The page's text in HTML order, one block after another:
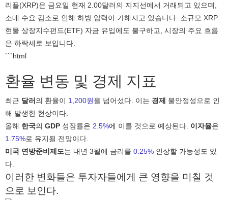
리플(XRP)은 금요일 현재 2.00달러의 지지선에서 거래되고 있으며,
소매 수요 감소로 인해 하방 압력이 가해지고 있습니다. 소규모 XRP
현물 상장지수펀드(ETF) 자금 유입에도 불구하고, 시장의 주요 흐름
은 하락세로 보입니다.
```html
환율 변동 및 경제 지표
최근 달러 의 환율이 1,200원을 넘어섰다. 이는 경제 불안정성으로 인
해 발생한 현상이다.
올해 한국의 GDP 성장률은 2.5%에 이를 것으로 예상된다. 이자율은
1.75%로 유지될 전망이다.
미국 연방준비제도는 내년 3월에 금리를 0.25% 인상할 가능성도 있
다.
이러한 변화들은 투자자들에게 큰 영향을 미칠 것
으로 보인다.